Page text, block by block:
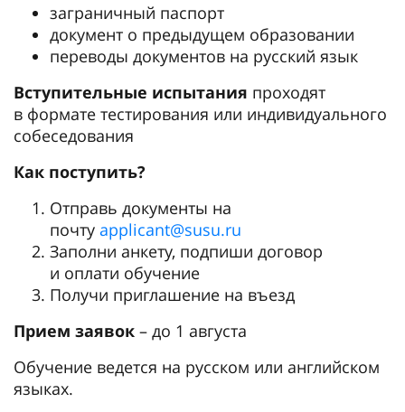
заграничный паспорт
документ о предыдущем образовании
переводы документов на русский язык
Вступительные испытания проходят
в формате тестирования или индивидуального
собеседования
Как поступить?
Отправь документы на
почту applicant@susu.ru
Заполни анкету, подпиши договор
и оплати обучение
Получи приглашение на въезд
Прием заявок – до 1 августа
Обучение ведется на русском или английском
языках.